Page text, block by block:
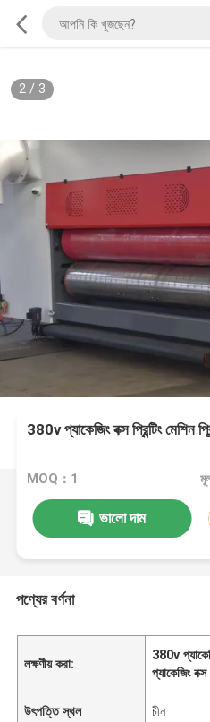
2/ 3
380v প্যাকেজিং বক্স প্রিন্টিং মেশিন
MOQ：1
ভালো দাম
পণ্যের বর্ণনা
লক্ষণীয় করা:
380v
প্যাকেজিং বক্স
উৎপত্তি স্থল চীন